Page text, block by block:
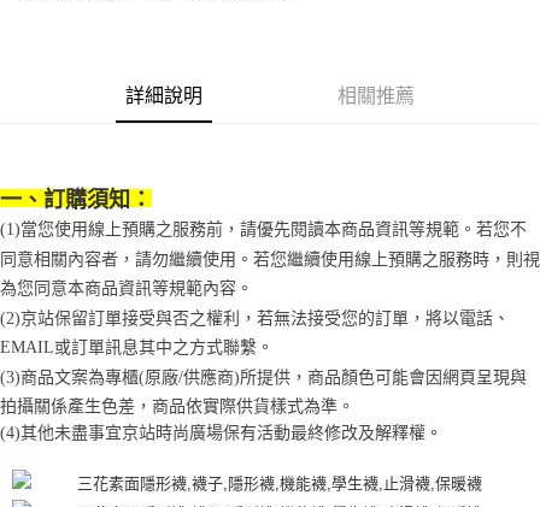
【大哥付你分期使用說明】
1.本服務由台灣大哥大提供，台灣大哥大用戶可立即使用無須另外申請。
3.實際核准額度、可分期數及費用金額請依後續交易確認頁面所載為準。
消。如遇「轉專審核」未通過狀況，表示未達大哥付你分期系統評分，恕無
法說明評估內容。
【繳款方式說明】
醒簡訊。
2.透過簡訊連結打開帳單後，可選擇「超商條碼／台灣大直營門市／銀行轉
帳／街口支付／iPASS MONEY」等通路繳費。
【注意事項】
1.本服務係由「台灣大哥大股份有限公司」（以下簡稱本公司）所提供，讓
買賣價金債權讓與本公司後，依約使用本公司帳單繳交帳款。
AFTEE先享後付
便利好安心！
１．簡單：不需註冊會員、不需綁卡、不需儲值。
２．便利：只要手機號碼，簡訊認證，即可結帳。
３．安心：先確認商品／服務後，再付款。
【「AFTEE先享後付」結帳流程】
結帳頁面，進行簡訊認證並確認金額後，即可完成結帳。
２．訂單成立數日內，您將收到繳費通知簡訊。
３．收到繳費通知簡訊後14天內，點擊此簡訊中的連結，可透過四大超商／
ATM／網路銀行／等多元方式進行付款，方視為交易完成。
※ 請注意：結帳手續完成當下不需立刻繳費，但若您需要取消訂單，請聯絡
後付繳納相關費用。
運送方式
付款後全家取貨
每筆NT$70，滿NT$899(含以上)免運費
付款後7-11取貨
每筆NT$70，滿NT$899(含以上)免運費
宅配
詳細說明 相關推薦
一、訂購須知：
(1)當您使用線上預購之服務前，請優先閱讀本商品資訊等規範。若您不
同意相關內容者，請勿繼續使用。若您繼續使用線上預購之服務時，則視
為您同意本商品資訊等規範內容。
(2)京站保留訂單接受與否之權利，若無法接受您的訂單，將以電話、
EMAIL或訂單訊息其中之方式聯繫。
(3)商品文案為專櫃(原廠/供應商)所提供，商品顏色可能會因網頁呈現與
拍攝關係產生色差，商品依實際供貨樣式為準。
(4)其他未盡事宜京站時尚廣場保有活動最終修改及解釋權。